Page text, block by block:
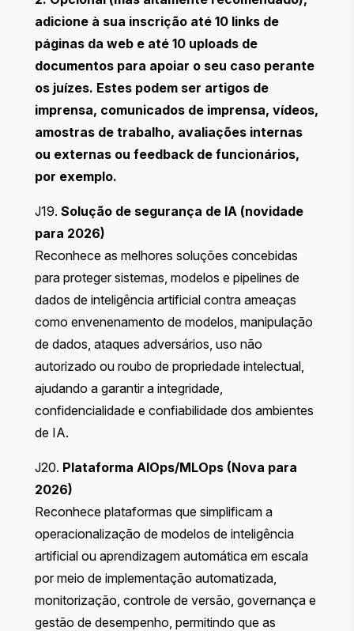
adicione à sua inscrição até 10 links de
páginas da web e até 10 uploads de
documentos para apoiar o seu caso perante
os juízes. Estes podem ser artigos de
imprensa, comunicados de imprensa, vídeos,
amostras de trabalho, avaliações internas
ou externas ou feedback de funcionários,
por exemplo.
J19. Solução de segurança de IA (novidade
para 2026)
Reconhece as melhores soluções concebidas
para proteger sistemas, modelos e pipelines de
dados de inteligência artificial contra ameaças
como envenenamento de modelos, manipulação
de dados, ataques adversários, uso não
autorizado ou roubo de propriedade intelectual,
ajudando a garantir a integridade,
confidencialidade e confiabilidade dos ambientes
de IA.
J20. Plataforma AIOps/MLOps (Nova para
2026)
Reconhece plataformas que simplificam a
operacionalização de modelos de inteligência
artificial ou aprendizagem automática em escala
por meio de implementação automatizada,
monitorização, controle de versão, governança e
gestão de desempenho, permitindo que as